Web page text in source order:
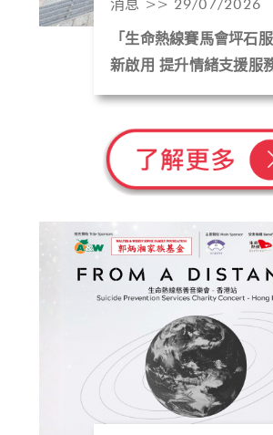
「生命熱線賽馬會坪石
新啟用 提升情緒支援服